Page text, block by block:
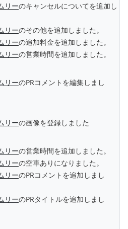
リーのキャンセルについてを追加し
リーのその他を追加しました。
リーの追加料金を追加しました。
リーの営業時間を追加しました。
リーのPRコメントを編集しまし
リーの画像を登録しました
リーの営業時間を追加しました。
リーの空車ありになりました。
リーのPRコメントを追加しまし
リーのPRタイトルを追加しまし